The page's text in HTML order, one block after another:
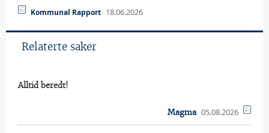
Kommunal Rapport 18.06.2026
Relaterte saker
Alltid beredt!
Magma 05.08.2026